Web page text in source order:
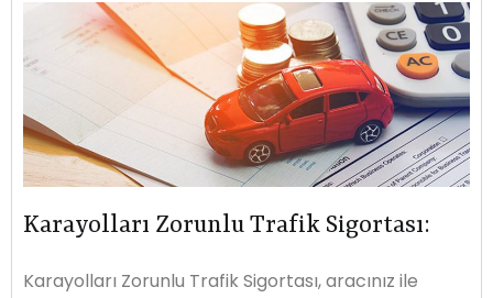
Karayolları Zorunlu Trafik Sigortası:
Karayolları Zorunlu Trafik Sigortası, aracınız ile